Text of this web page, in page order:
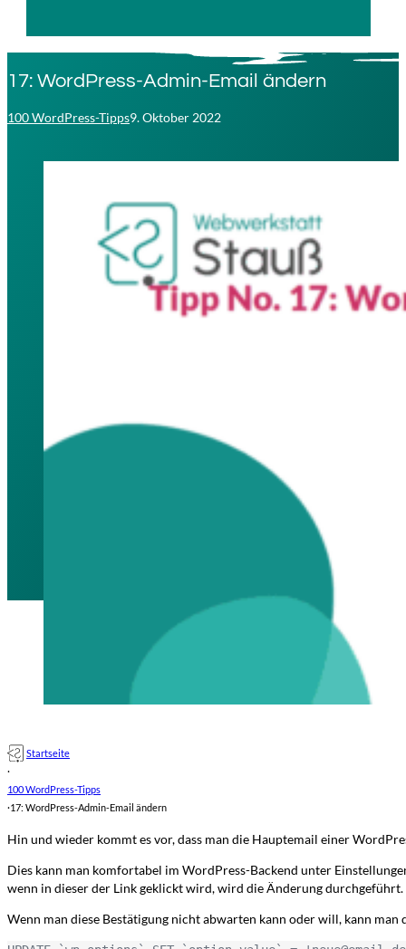
17: WordPress-Admin-Email ändern
100 WordPress-Tipps9. Oktober 2022
Startseite
·
100 WordPress-Tipps
·17: WordPress-Admin-Email ändern
Hin und wieder kommt es vor, dass man die Hauptemail einer
Dies kann man komfortabel im WordPress-Backend unter
wenn in dieser der Link geklickt wird, wird die Änderung durchgeführt.
Wenn man diese Bestätigung nicht abwarten kann oder will, kann